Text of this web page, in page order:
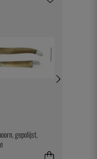
gepolijst,